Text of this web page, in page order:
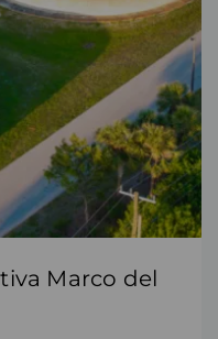
Marco del